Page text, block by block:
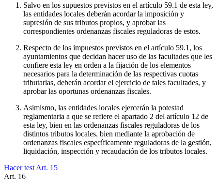
Salvo en los supuestos previstos en el artículo 59.1 de esta ley,
las entidades locales deberán acordar la imposición y
supresión de sus tributos propios, y aprobar las
correspondientes ordenanzas fiscales reguladoras de estos.
Respecto de los impuestos previstos en el artículo 59.1, los
ayuntamientos que decidan hacer uso de las facultades que les
confiere esta ley en orden a la fijación de los elementos
necesarios para la determinación de las respectivas cuotas
tributarias, deberán acordar el ejercicio de tales facultades, y
aprobar las oportunas ordenanzas fiscales.
Asimismo, las entidades locales ejercerán la potestad
reglamentaria a que se refiere el apartado 2 del artículo 12 de
esta ley, bien en las ordenanzas fiscales reguladoras de los
distintos tributos locales, bien mediante la aprobación de
ordenanzas fiscales específicamente reguladoras de la gestión,
liquidación, inspección y recaudación de los tributos locales.
Hacer test Art. 15
Art. 16